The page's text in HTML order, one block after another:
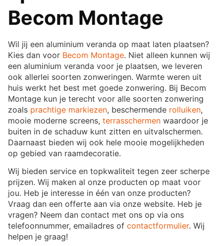
Becom Montage
Wil jij een aluminium veranda op maat laten plaatsen?
Kies dan voor Becom Montage. Niet alleen kunnen wij
een aluminium veranda voor je plaatsen, we leveren
ook allerlei soorten zonweringen. Warmte weren uit
huis werkt het best met goede zonwering. Bij Becom
Montage kun je terecht voor alle soorten zonwering
zoals prachtige markiezen, beschermende rolluiken,
mooie moderne screens, terrasschermen waardoor je
buiten in de schaduw kunt zitten en uitvalschermen.
Daarnaast bieden wij ook hele mooie mogelijkheden
op gebied van raamdecoratie.
Wij bieden service en topkwaliteit tegen zeer scherpe
prijzen. Wij maken al onze producten op maat voor
jou. Heb je interesse in één van onze producten?
Vraag dan een offerte aan via onze website. Heb je
vragen? Neem dan contact met ons op via ons
telefoonnummer, emailadres of contactformulier. Wij
helpen je graag!